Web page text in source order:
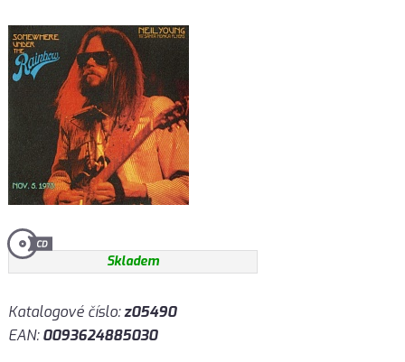
Skladem
Katalogové číslo:z05490
EAN:0093624885030